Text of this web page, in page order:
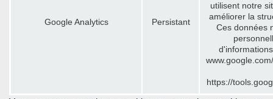
Google Analytics Persistant
utilisent notre
améliorer la
Ces données
https://